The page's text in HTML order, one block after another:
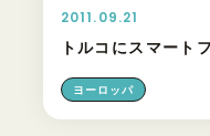
2011.09.21
トルコにスマート
ヨーロッパ